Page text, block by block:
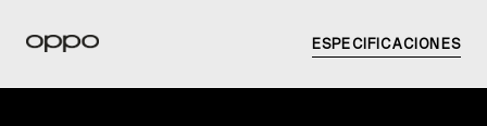
ESPECIFICACIONES